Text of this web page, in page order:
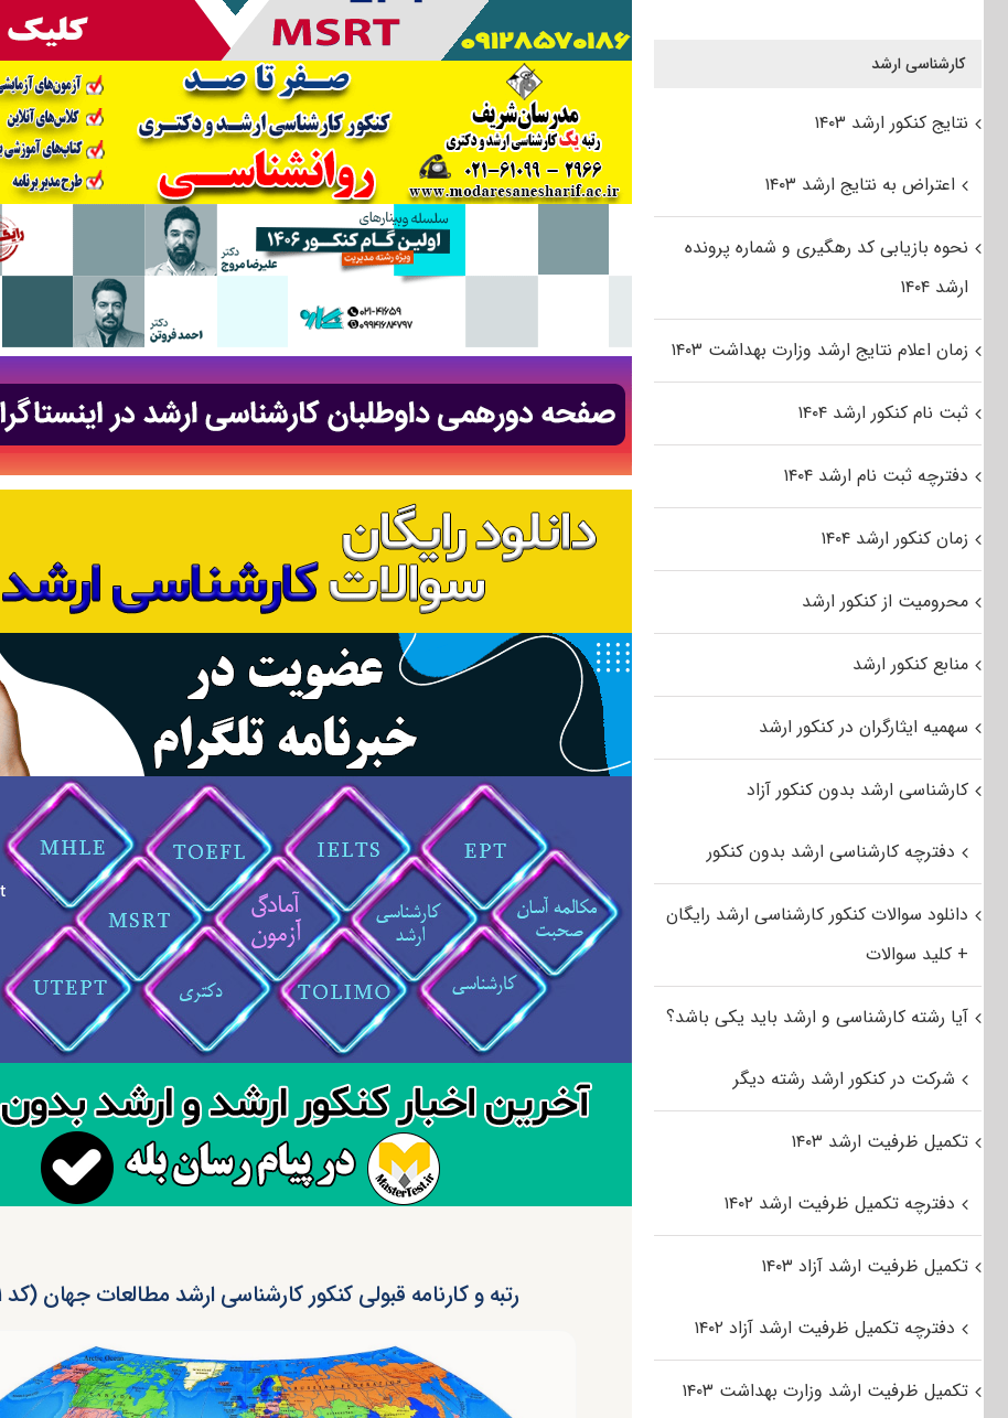
رتبه و کارنامه قبولی کنکور کارشناسی ارشد مطالعات جهان (کد ۱۱۳۱)
کارشناسی ارشد
نتایج کنکور ارشد ۱۴۰۳
اعتراض به نتایج ارشد ۱۴۰۳
نحوه بازیابی کد رهگیری و شماره پرونده
ارشد ۱۴۰۴
زمان اعلام نتایج ارشد وزارت بهداشت ۱۴۰۳
ثبت نام کنکور ارشد ۱۴۰۴
دفترچه ثبت نام ارشد ۱۴۰۴
زمان کنکور ارشد ۱۴۰۴
محرومیت از کنکور ارشد
منابع کنکور ارشد
سهمیه ایثارگران در کنکور ارشد
کارشناسی ارشد بدون کنکور آزاد
دفترچه کارشناسی ارشد بدون کنکور
دانلود سوالات کنکور کارشناسی ارشد رایگان
+ کلید سوالات
آیا رشته کارشناسی و ارشد باید یکی باشد؟
شرکت در کنکور ارشد رشته دیگر
تکمیل ظرفیت ارشد ۱۴۰۳
دفترچه تکمیل ظرفیت ارشد ۱۴۰۲
تکمیل ظرفیت ارشد آزاد ۱۴۰۳
دفترچه تکمیل ظرفیت ارشد آزاد ۱۴۰۲
تکمیل ظرفیت ارشد وزارت بهداشت ۱۴۰۳